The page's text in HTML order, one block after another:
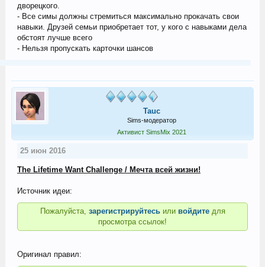
дворецкого.
- Все симы должны стремиться максимально прокачать свои
навыки. Друзей семьи приобретает тот, у кого с навыками дела
обстоят лучше всего
- Нельзя пропускать карточки шансов
Tauc
Sims-модератор
Активист SimsMix 2021
25 июн 2016
The Lifetime Want Challenge / Мечта всей жизни!
Источник идеи:
Пожалуйста, зарегистрируйтесьили войдите для
просмотра ссылок!
Оригинал правил: